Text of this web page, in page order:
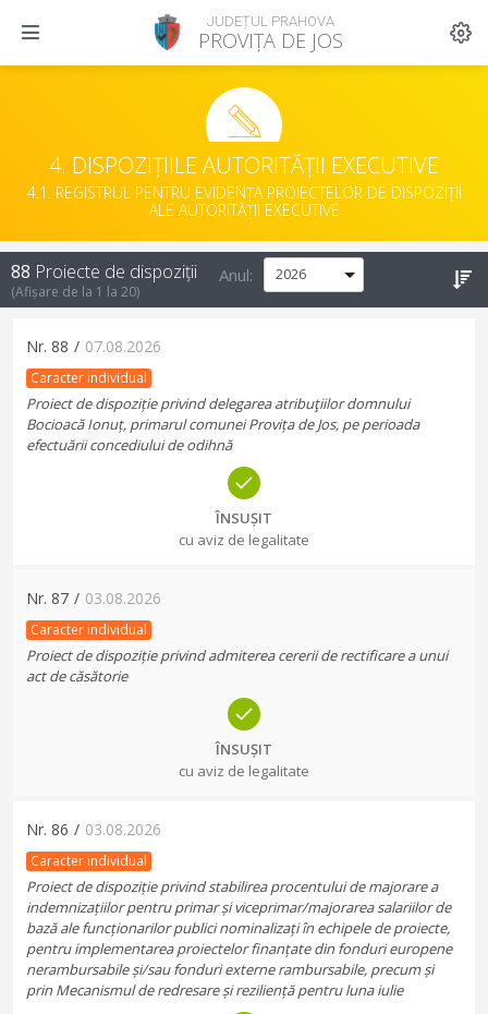
JUDEȚUL PRAHOVA
PROVIȚA DE JOS
4. DISPOZIȚIILE AUTORITĂȚII EXECUTIVE
4.1. REGISTRUL PENTRU EVIDENȚA PROIECTELOR DE DISPOZIȚII
ALE AUTORITĂȚII EXECUTIVE
88 Proiecte de dispoziții
(Afișare de la 1 la 20)
Anul:
Nr. 88 / 07.08.2026
Caracter individual
Proiect de dispoziție privind delegarea atribuţiilor domnului
Bocioacă Ionuț, primarul comunei Provița de Jos, pe perioada
efectuării concediului de odihnă
ÎNSUȘIT
cu aviz de legalitate
Nr. 87 / 03.08.2026
Caracter individual
Proiect de dispoziție privind admiterea cererii de rectificare a unui
act de căsătorie
ÎNSUȘIT
cu aviz de legalitate
Nr. 86 / 03.08.2026
Caracter individual
Proiect de dispoziție privind stabilirea procentului de majorare a
indemnizațiilor pentru primar și viceprimar/majorarea salariilor de
bază ale funcționarilor publici nominalizați în echipele de proiecte,
pentru implementarea proiectelor finanțate din fonduri europene
nerambursabile și/sau fonduri externe rambursabile, precum și
prin Mecanismul de redresare și reziliență pentru luna iulie